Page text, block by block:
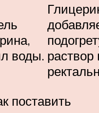
воды. раствор
поставить